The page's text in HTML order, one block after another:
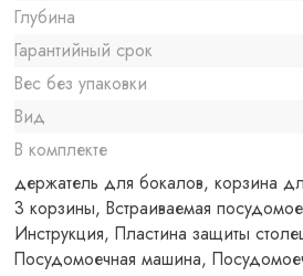
Глубина
Гарантийный срок
Вес без упаковки
Вид
В комплекте
держатель для бокалов, корзина
3 корзины, Встраиваемая
Инструкция, Пластина защиты
Посудомоечная машина,